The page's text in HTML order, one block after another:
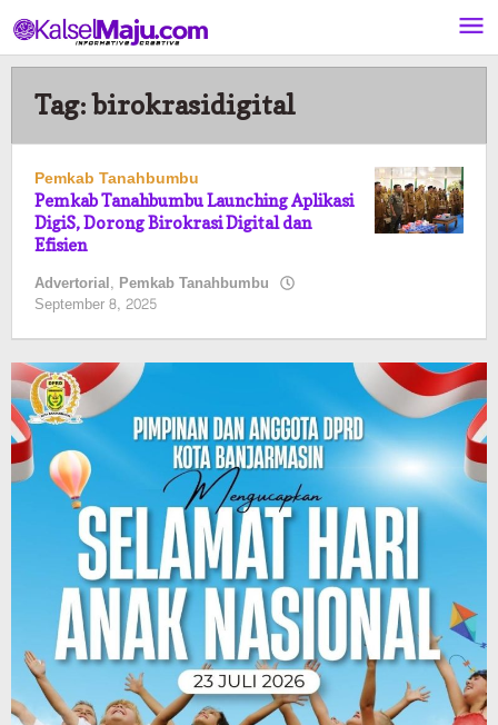
ke
konten
Tag:birokrasidigital
Pemkab Tanahbumbu
Pemkab Tanahbumbu Launching Aplikasi
DigiS, Dorong Birokrasi Digital dan
Efisien
Advertorial, Pemkab Tanahbumbu
September 8, 2025